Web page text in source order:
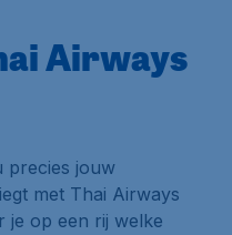
Airways
precies jouw
met Thai Airways
je op een rij welke